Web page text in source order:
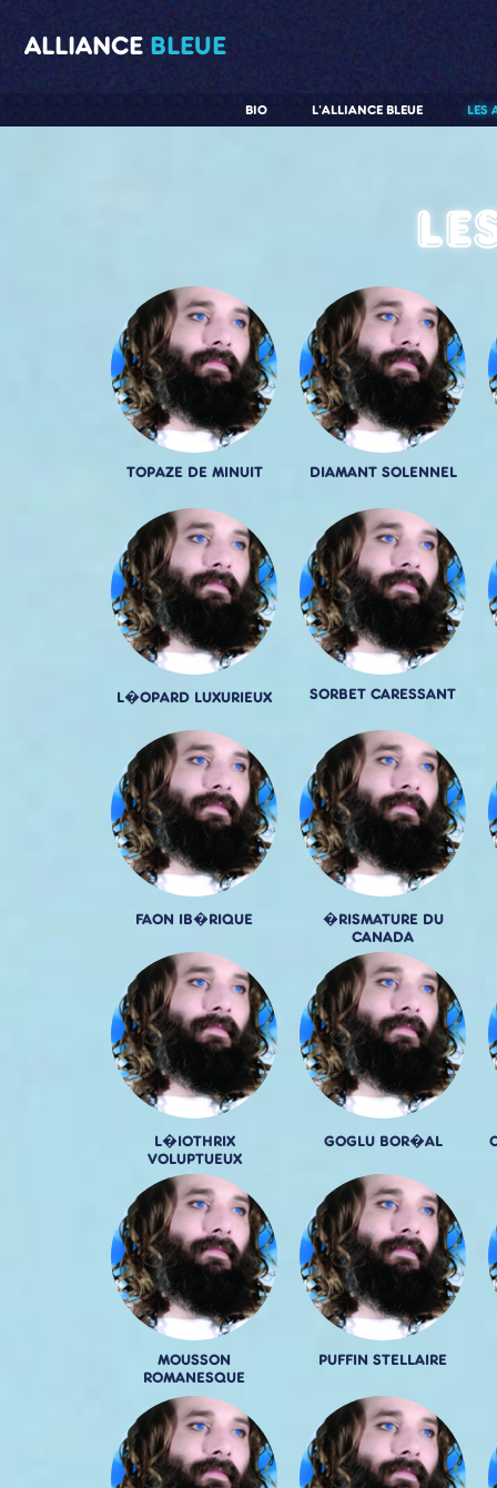
ALLIANCE BLEUE
LES
L'ALLIANCE BLEUE
BIO
TOPAZE DE MINUIT DIAMANT SOLENNEL
L�OPARD LUXURIEUX SORBET CARESSANT
FAON IB�RIQUE
�RISMATURE DU
CANADA
L�IOTHRIX
VOLUPTUEUX
GOGLU BOR�AL
MOUSSON
ROMANESQUE
PUFFIN STELLAIRE